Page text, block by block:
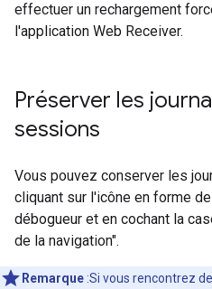
effectuer un rechargement
l'application Web Receiver.
Préserver les
sessions
Vous pouvez conserver les
cliquant sur l'icône en forme
débogueur et en cochant la
de la navigation".
Remarque :Si vous rencontrez